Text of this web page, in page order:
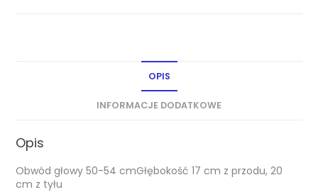
OPIS
INFORMACJE DODATKOWE
Opis
Obwód głowy 50-54 cmGłębokość 17 cm z przodu, 20
cm z tyłu